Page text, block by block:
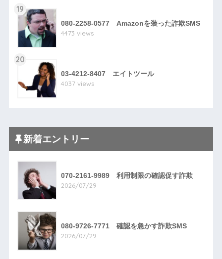
19
080-2258-0577 Amazonを装った詐欺SMS
4473 views
20
03-4212-8407 エイトツール
4037 views
新着エントリー
070-2161-9989 利用制限の確認促す詐欺
2026/07/29
080-9726-7771 確認を急かす詐欺SMS
2026/07/29